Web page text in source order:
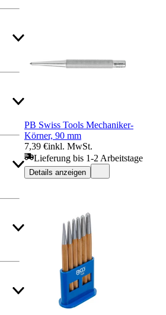
PB Swiss Tools Mechaniker-
Körner, 90 mm
7,39 €inkl. MwSt.
Lieferung bis 1-2 Arbeitstage
Details anzeigen